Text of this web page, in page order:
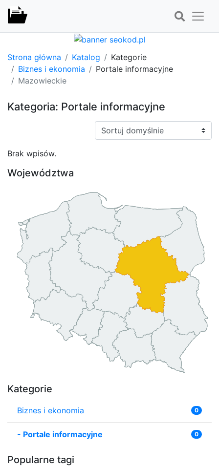
Strona główna Katalog
Kategorie
Biznes i ekonomia
Portale informacyjne
Mazowieckie
Kategoria: Portale informacyjne
Sortuj:
Brak wpisów.
Województwa
Kategorie
Biznes i ekonomia 0
- Portale informacyjne 0
Popularne tagi